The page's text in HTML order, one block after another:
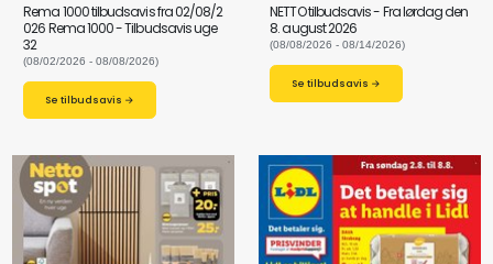
Rema 1000 tilbudsavis fra 02/08/2
026 Rema 1000 - Tilbudsavis uge
32
(08/02/2026 - 08/08/2026)
Se tilbudsavis →
NETTO tilbudsavis - Fra lørdag den
8. august 2026
(08/08/2026 - 08/14/2026)
Se tilbudsavis →